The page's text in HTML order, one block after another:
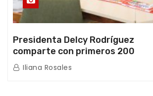
Presidenta Delcy Rodríguez
comparte con primeros 200
beneficiarios de la nueva Casa de
los Abuelos “La Primavera” en
Iliana Rosales